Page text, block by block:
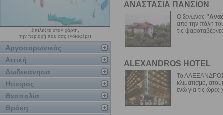
Επιλέξτε στον χάρτη,
την περιοχή που σας ενδιαφέρει
Αργοσαρωνικός
Αττική
Δωδεκάνησα
Ηπειρος
Θεσσαλία
Θράκη
ΑΝΑΣΤΑΣΙΑ ΠΑΝΣΙΟΝ
Ο ξενώνας
από την πόλη
τις
ALEXANDROS HOTEL
Το ΑΛΕΞΑΝΔΡΟΣ
κλιματισμό,
ενώ για τις ώρες